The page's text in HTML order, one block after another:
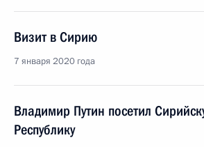
Визит в Сирию
7 января 2020 года
Владимир Путин посетил
Республику